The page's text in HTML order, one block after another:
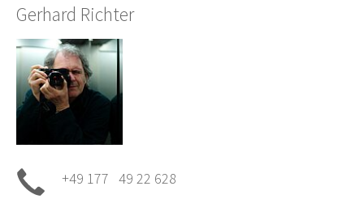
Gerhard Richter
+49 177 49 22 628